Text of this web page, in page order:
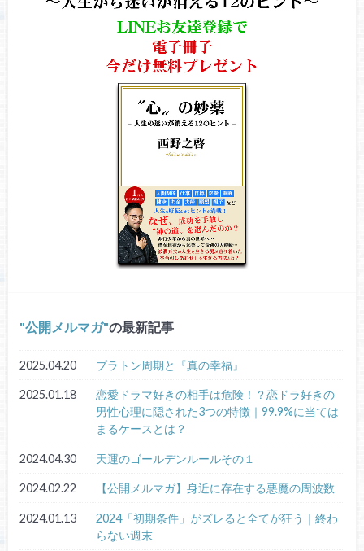
公開メルマガ の最新記事
2025.04.20 プラトン周期と『真の幸福』
2025.01.18
恋愛ドラマ好きの相手は危険！？恋ドラ好きの
男性心理に隠された3つの特徴｜99.9%に当ては
まるケースとは？
2024.04.30 天運のゴールデンルールその１
2024.02.22 【公開メルマガ】身近に存在する悪魔の周波数
2024.01.13
2024「初期条件」がズレると全てが狂う｜終わ
らない週末